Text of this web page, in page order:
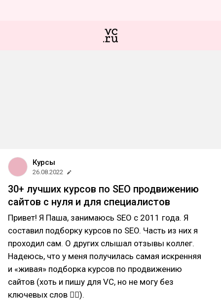
Курсы
26.08.2022
30+ лучших курсов по SEO продвижению
сайтов с нуля и для специалистов
Привет! Я Паша, занимаюсь SEO c 2011 года. Я
составил подборку курсов по SEO. Часть из них я
проходил сам. О других слышал отзывы коллег.
Надеюсь, что у меня получилась самая искренняя
и «живая» подборка курсов по продвижению
сайтов (хоть и пишу для VC, но не могу без
ключевых слов 🤷‍♂).